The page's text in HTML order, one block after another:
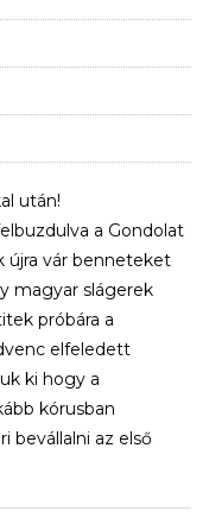
után!
a Gondolat
újra vár benneteket
magyar slágerek
próbára a
elfeledett
ki hogy a
kórusban
bevállalni az első